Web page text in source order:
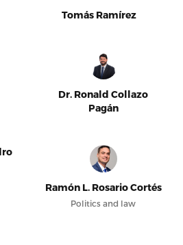
Tomás Ramírez
Dr. Ronald Collazo
Pagán
Ramón L. Rosario Cortés
Politics and law